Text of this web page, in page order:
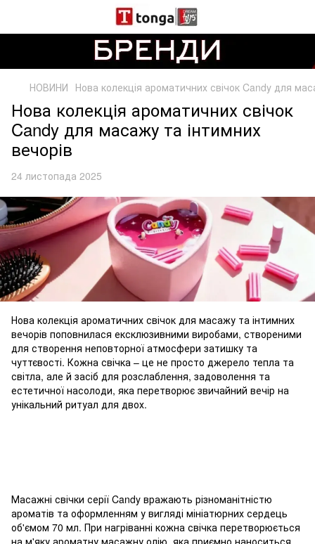
НОВИНИ Нова колекція ароматичних свічок Candy для
Нова колекція ароматичних свічок
Candy для масажу та інтимних
вечорів
24 листопада 2025
Нова колекція ароматичних свічок для масажу та інтимних
вечорів поповнилася ексклюзивними виробами, створеними
для створення неповторної атмосфери затишку та
чуттєвості. Кожна свічка – це не просто джерело тепла та
світла, але й засіб для розслаблення, задоволення та
естетичної насолоди, яка перетворює звичайний вечір на
унікальний ритуал для двох.
Масажні свічки серії Candy вражають різноманітністю
ароматів та оформленням у вигляді мініатюрних сердець
об'ємом 70 мл. При нагріванні кожна свічка перетворюється